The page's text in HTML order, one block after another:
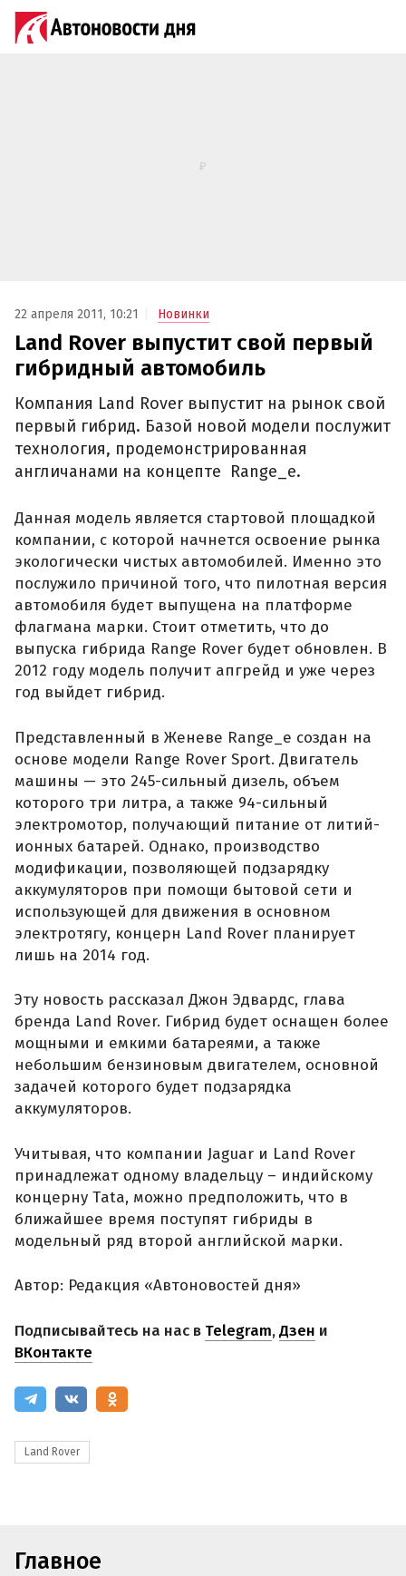
22 апреля 2011, 10:21 Новинки
Land Rover выпустит свой первый
гибридный автомобиль
Компания Land Rover выпустит на рынок свой
первый гибрид. Базой новой модели послужит
технология, продемонстрированная
англичанами на концепте Range_e.
Данная модель является стартовой площадкой
компании, с которой начнется освоение рынка
экологически чистых автомобилей. Именно это
послужило причиной того, что пилотная версия
автомобиля будет выпущена на платформе
флагмана марки. Стоит отметить, что до
выпуска гибрида Range Rover будет обновлен. В
2012 году модель получит апгрейд и уже через
год выйдет гибрид.
Представленный в Женеве Range_e создан на
основе модели Range Rover Sport. Двигатель
машины — это 245-сильный дизель, объем
которого три литра, а также 94-сильный
электромотор, получающий питание от литий-
ионных батарей. Однако, производство
модификации, позволяющей подзарядку
аккумуляторов при помощи бытовой сети и
использующей для движения в основном
электротягу, концерн Land Rover планирует
лишь на 2014 год.
Эту новость рассказал Джон Эдвардс, глава
бренда Land Rover. Гибрид будет оснащен более
мощными и емкими батареями, а также
небольшим бензиновым двигателем, основной
задачей которого будет подзарядка
аккумуляторов.
Учитывая, что компании Jaguar и Land Rover
принадлежат одному владельцу – индийскому
концерну Тata, можно предположить, что в
ближайшее время поступят гибриды в
модельный ряд второй английской марки.
Автор: Редакция «Автоновостей дня»
Подписывайтесь на нас в Telegram,Дзен и
ВКонтакте
Land Rover
Главное